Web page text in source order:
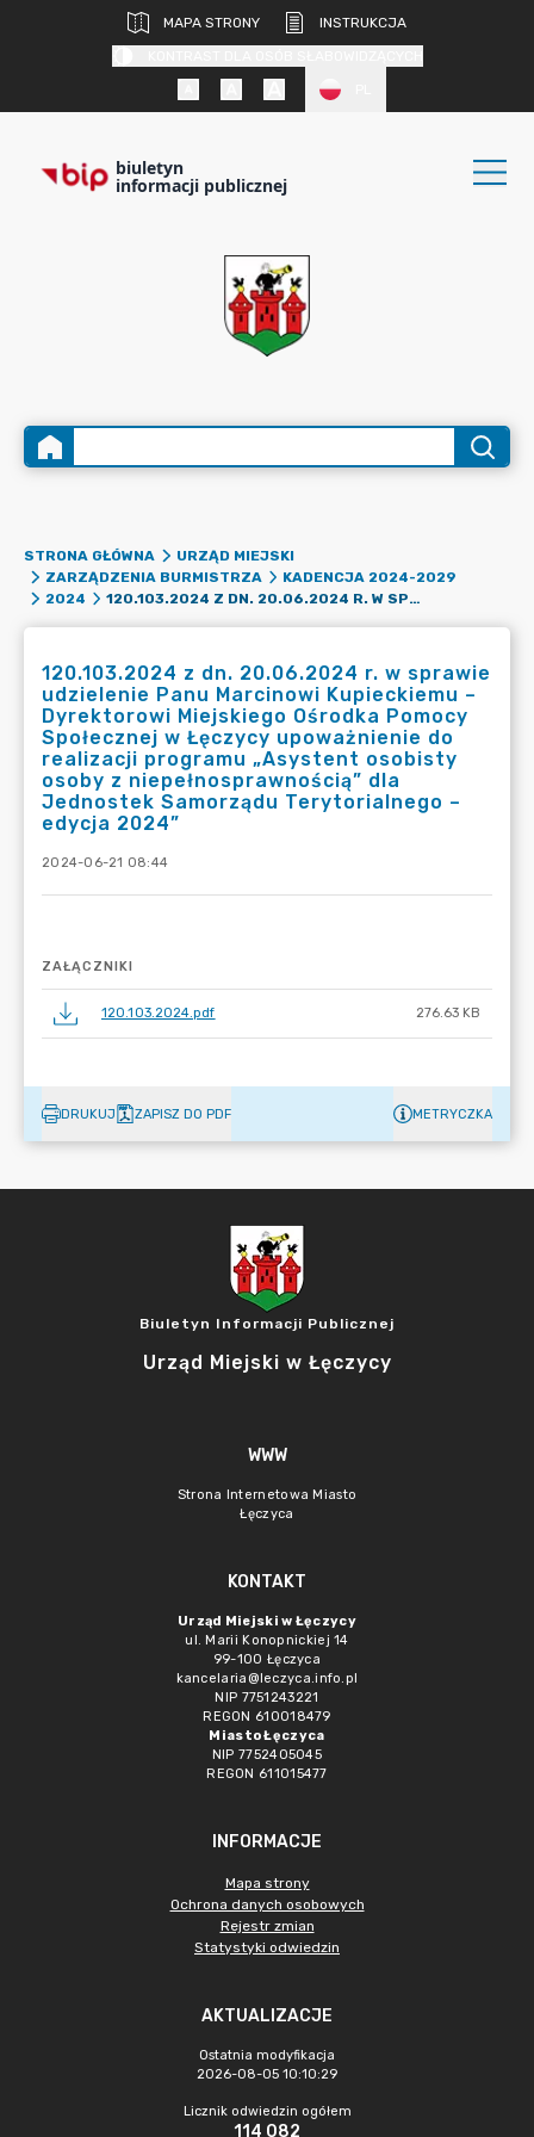
MAPA STRONY
INSTRUKCJA
biuletyn
informacji publicznej
STRONA GŁÓWNA
URZĄD MIEJSKI
ZARZĄDZENIA BURMISTRZA
KADENCJA 2024-2029
2024
120.103.2024 Z DN. 20.06.2024 R. W SPRAWIE UDZIELENIE PANU MARCINOWI KUPIECKIEMU – DYREKTOROWI MIEJSKIEGO OŚRODKA POMOCY SPOŁECZNEJ W ŁĘCZYCY UPOWAŻNIENIE DO REALIZACJI PROGRAMU „ASYSTENT OSOBISTY OSOBY Z NIEPEŁNOSPRAWNOŚCIĄ” DLA JEDNOSTEK SAMORZĄDU TERYTORIALNEGO – EDYCJA 2024”
120.103.2024 z dn. 20.06.2024 r. w sprawie
udzielenie Panu Marcinowi Kupieckiemu –
Dyrektorowi Miejskiego Ośrodka Pomocy
Społecznej w Łęczycy upoważnienie do
realizacji programu „Asystent osobisty
osoby z niepełnosprawnością” dla
Jednostek Samorządu Terytorialnego –
edycja 2024”
2024-06-21 08:44
ZAŁĄCZNIKI
120.103.2024.pdf 276.63 KB
DRUKUJ ZAPISZ DO PDF METRYCZKA
Biuletyn Informacji Publicznej
Urząd Miejski w Łęczycy
WWW
Strona Internetowa Miasto
Łęczyca
KONTAKT
Urząd Miejski w Łęczycy
ul. Marii Konopnickiej 14
99-100 Łęczyca
kancelaria@leczyca.info.pl
NIP 7751243221
REGON 610018479
Miasto Łęczyca
NIP 7752405045
REGON 611015477
INFORMACJE
Mapa strony
Ochrona danych osobowych
Rejestr zmian
Statystyki odwiedzin
AKTUALIZACJE
Ostatnia modyfikacja
2026-08-05 10:10:29
Licznik odwiedzin ogółem
114 082